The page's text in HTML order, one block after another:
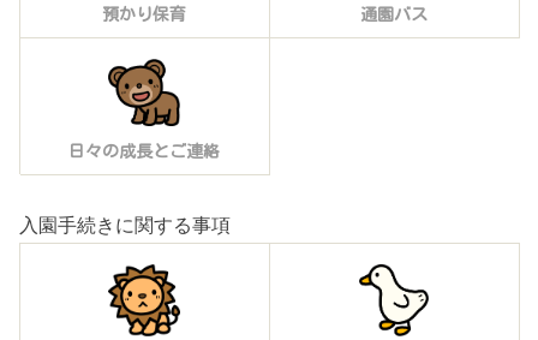
預かり保育 通園バス
日々の成長とご連絡
入園手続きに関する事項